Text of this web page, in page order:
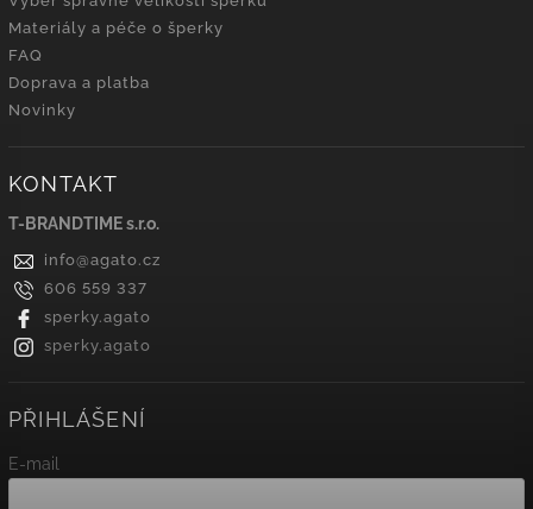
Materiály a péče o šperky
FAQ
Doprava a platba
Novinky
KONTAKT
T-BRANDTIME s.r.o.
info@agato.cz
606 559 337
sperky.agato
sperky.agato
PŘIHLÁŠENÍ
E-mail